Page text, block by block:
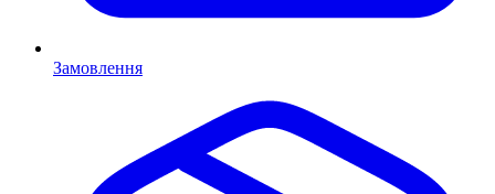
Замовлення